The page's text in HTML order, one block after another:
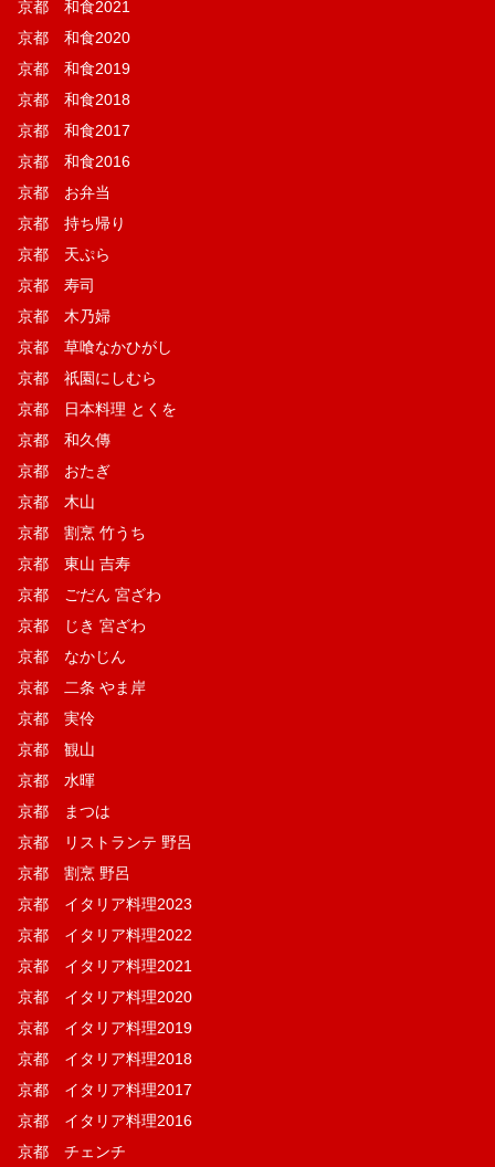
京都 和食2021
京都 和食2020
京都 和食2019
京都 和食2018
京都 和食2017
京都 和食2016
京都 お弁当
京都 持ち帰り
京都 天ぷら
京都 寿司
京都 木乃婦
京都 草喰なかひがし
京都 祇園にしむら
京都 日本料理 とくを
京都 和久傳
京都 おたぎ
京都 木山
京都 割烹 竹うち
京都 東山 吉寿
京都 ごだん 宮ざわ
京都 じき 宮ざわ
京都 なかじん
京都 二条 やま岸
京都 実伶
京都 観山
京都 水暉
京都 まつは
京都 リストランテ 野呂
京都 割烹 野呂
京都 イタリア料理2023
京都 イタリア料理2022
京都 イタリア料理2021
京都 イタリア料理2020
京都 イタリア料理2019
京都 イタリア料理2018
京都 イタリア料理2017
京都 イタリア料理2016
京都 チェンチ